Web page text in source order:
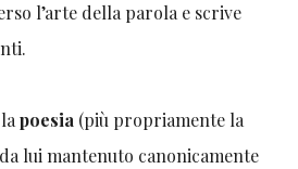
l’arte della parola e scrive
poesia(più propriamente la
lui mantenuto canonicamente